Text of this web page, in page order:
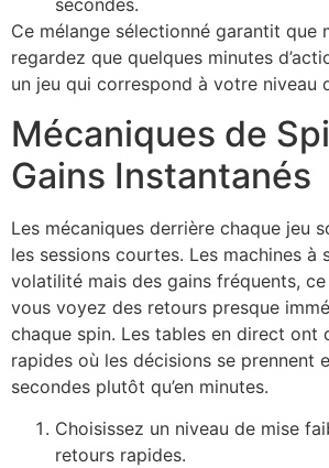
secondes.
Ce mélange sélectionné garantit que
regardez que quelques minutes
un jeu qui correspond à votre niveau
Mécaniques de
Gains Instantanés
Les mécaniques derrière chaque jeu
les sessions courtes. Les machines à
volatilité mais des gains fréquents,
vous voyez des retours presque
chaque spin. Les tables en direct ont
rapides où les décisions se prennent
secondes plutôt qu’en minutes.
Choisissez un niveau de mise
retours rapides.